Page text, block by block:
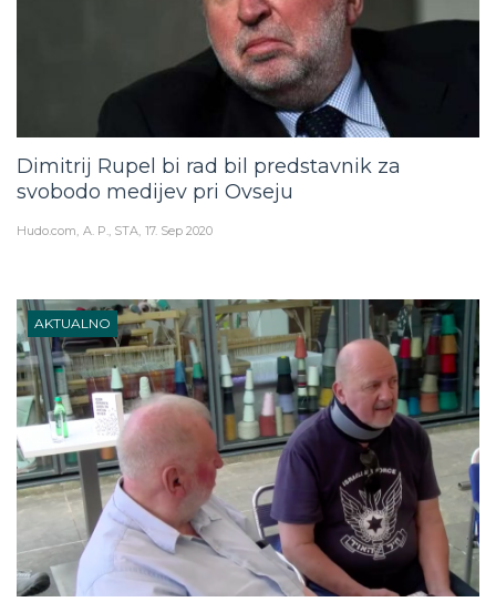
Dimitrij Rupel bi rad bil predstavnik za
svobodo medijev pri Ovseju
Hudo.com A. P., STA 17. Sep 2020
AKTUALNO